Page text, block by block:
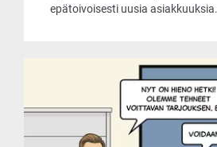
epätoivoisesti uusia
ilmaisohjelma pitää sisällään.